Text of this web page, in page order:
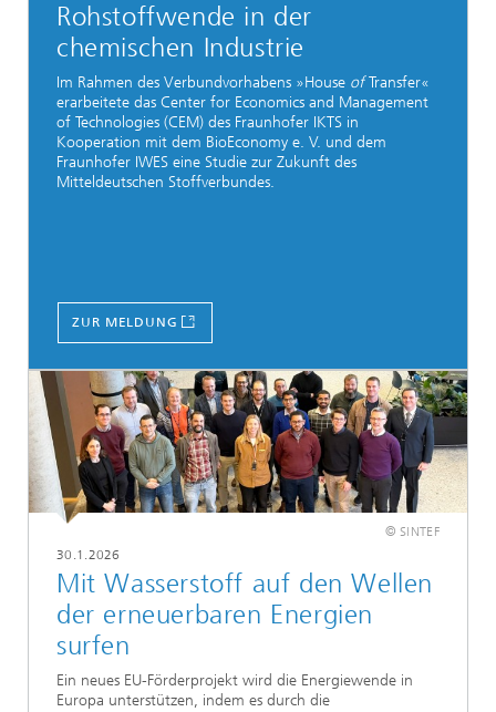
Rohstoffwende in der
chemischen Industrie
Im Rahmen des Verbundvorhabens »House ofTransfer«
erarbeitete das Center for Economics and Management
of Technologies (CEM) des Fraunhofer IKTS in
Kooperation mit dem BioEconomy e. V. und dem
Fraunhofer IWES eine Studie zur Zukunft des
Mitteldeutschen Stoffverbundes.
ZUR MELDUNG
© SINTEF
30.1.2026
Mit Wasserstoff auf den Wellen
der erneuerbaren Energien
surfen
Ein neues EU-Förderprojekt wird die Energiewende in
Europa unterstützen, indem es durch die